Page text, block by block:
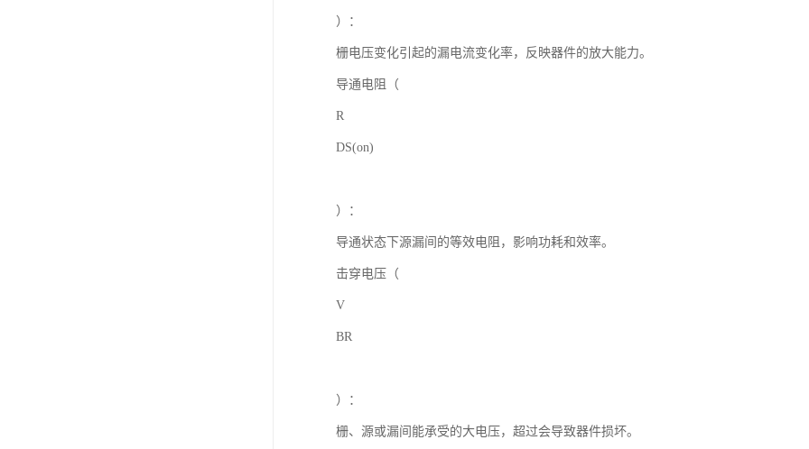
）：
栅电压变化引起的漏电流变化率，反映器件的放大能力。
导通电阻（
R
DS(on)
）：
导通状态下源漏间的等效电阻，影响功耗和效率。
击穿电压（
V
BR
）：
栅、源或漏间能承受的大电压，超过会导致器件损坏。